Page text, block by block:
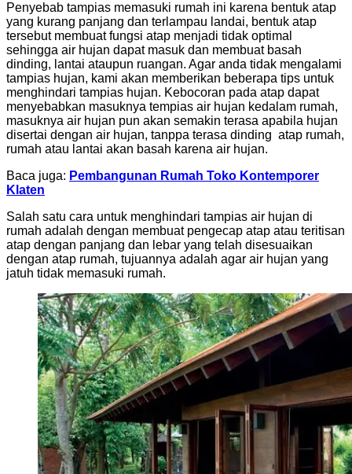
Penyebab tampias memasuki rumah ini karena bentuk atap
yang kurang panjang dan terlampau landai, bentuk atap
tersebut membuat fungsi atap menjadi tidak optimal
sehingga air hujan dapat masuk dan membuat basah
dinding, lantai ataupun ruangan. Agar anda tidak mengalami
tampias hujan, kami akan memberikan beberapa tips untuk
menghindari tampias hujan. Kebocoran pada atap dapat
menyebabkan masuknya tempias air hujan kedalam rumah,
masuknya air hujan pun akan semakin terasa apabila hujan
disertai dengan air hujan, tanppa terasa dinding atap rumah,
rumah atau lantai akan basah karena air hujan.
Baca juga: Pembangunan Rumah Toko Kontemporer
Klaten
Salah satu cara untuk menghindari tampias air hujan di
rumah adalah dengan membuat pengecap atap atau teritisan
atap dengan panjang dan lebar yang telah disesuaikan
dengan atap rumah, tujuannya adalah agar air hujan yang
jatuh tidak memasuki rumah.